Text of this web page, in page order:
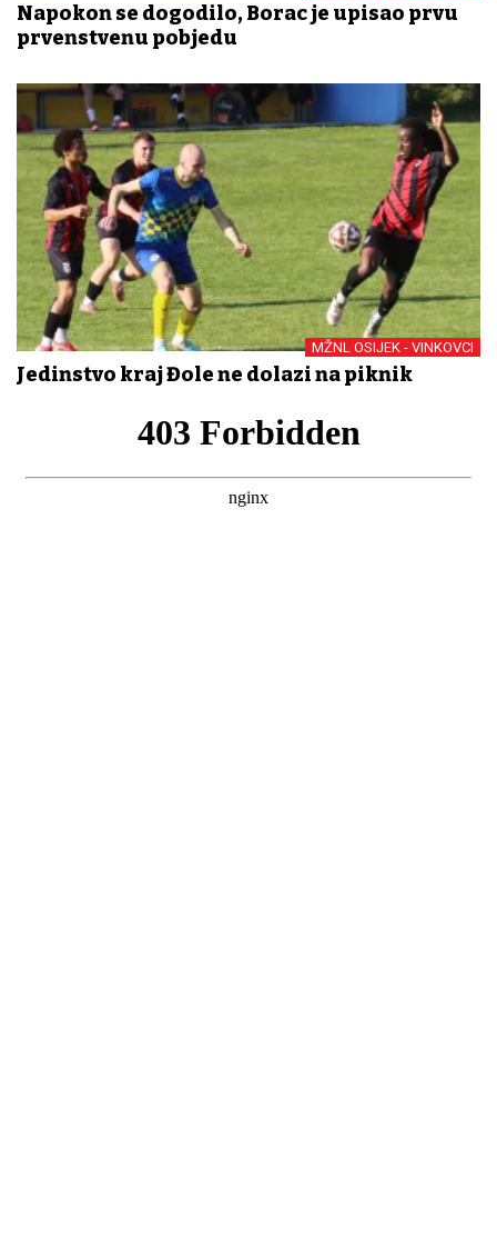
Napokon se dogodilo, Borac je upisao prvu
prvenstvenu pobjedu
MŽNL OSIJEK - VINKOVCI
Jedinstvo kraj Đole ne dolazi na piknik